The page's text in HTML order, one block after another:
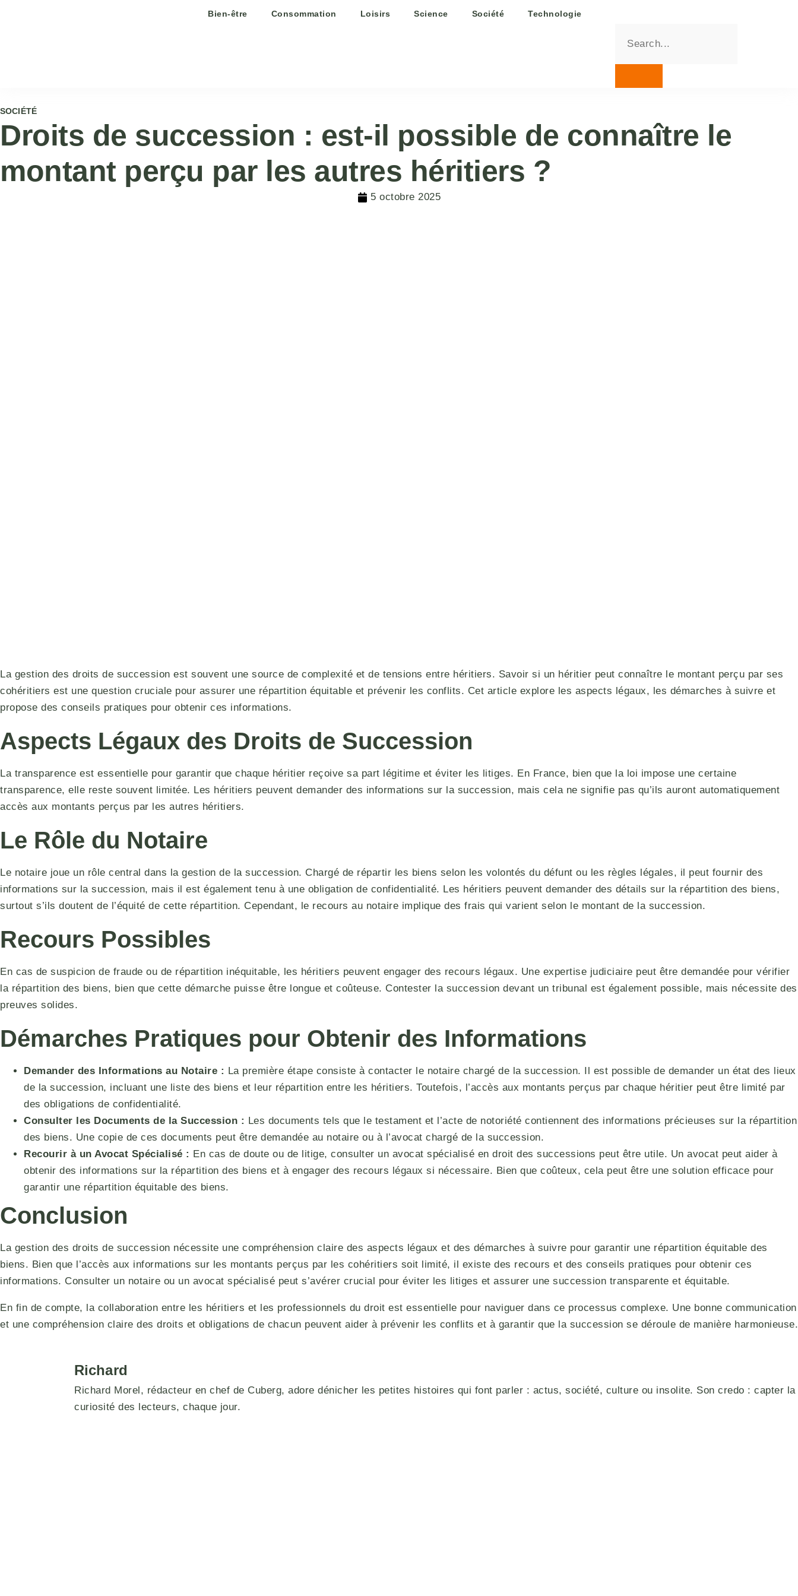
Bien-être Consommation Loisirs Science Société Technologie
SOCIÉTÉ
Droits de succession : est-il possible de connaître le
montant perçu par les autres héritiers ?
5 octobre 2025
La gestion des droits de succession est souvent une source de complexité et de tensions entre héritiers. Savoir si un héritier peut connaître le montant perçu par ses
cohéritiers est une question cruciale pour assurer une répartition équitable et prévenir les conflits. Cet article explore les aspects légaux, les démarches à suivre et
propose des conseils pratiques pour obtenir ces informations.
Aspects Légaux des Droits de Succession
La transparence est essentielle pour garantir que chaque héritier reçoive sa part légitime et éviter les litiges. En France, bien que la loi impose une certaine
transparence, elle reste souvent limitée. Les héritiers peuvent demander des informations sur la succession, mais cela ne signifie pas qu’ils auront automatiquement
accès aux montants perçus par les autres héritiers.
Le Rôle du Notaire
Le notaire joue un rôle central dans la gestion de la succession. Chargé de répartir les biens selon les volontés du défunt ou les règles légales, il peut fournir des
informations sur la succession, mais il est également tenu à une obligation de confidentialité. Les héritiers peuvent demander des détails sur la répartition des biens,
surtout s’ils doutent de l’équité de cette répartition. Cependant, le recours au notaire implique des frais qui varient selon le montant de la succession.
Recours Possibles
En cas de suspicion de fraude ou de répartition inéquitable, les héritiers peuvent engager des recours légaux. Une expertise judiciaire peut être demandée pour vérifier
la répartition des biens, bien que cette démarche puisse être longue et coûteuse. Contester la succession devant un tribunal est également possible, mais nécessite des
preuves solides.
Démarches Pratiques pour Obtenir des Informations
Demander des Informations au Notaire : La première étape consiste à contacter le notaire chargé de la succession. Il est possible de demander un état des lieux
de la succession, incluant une liste des biens et leur répartition entre les héritiers. Toutefois, l’accès aux montants perçus par chaque héritier peut être limité par
des obligations de confidentialité.
Consulter les Documents de la Succession : Les documents tels que le testament et l’acte de notoriété contiennent des informations précieuses sur la répartition
des biens. Une copie de ces documents peut être demandée au notaire ou à l’avocat chargé de la succession.
Recourir à un Avocat Spécialisé : En cas de doute ou de litige, consulter un avocat spécialisé en droit des successions peut être utile. Un avocat peut aider à
obtenir des informations sur la répartition des biens et à engager des recours légaux si nécessaire. Bien que coûteux, cela peut être une solution efficace pour
garantir une répartition équitable des biens.
Conclusion
La gestion des droits de succession nécessite une compréhension claire des aspects légaux et des démarches à suivre pour garantir une répartition équitable des
biens. Bien que l’accès aux informations sur les montants perçus par les cohéritiers soit limité, il existe des recours et des conseils pratiques pour obtenir ces
informations. Consulter un notaire ou un avocat spécialisé peut s’avérer crucial pour éviter les litiges et assurer une succession transparente et équitable.
En fin de compte, la collaboration entre les héritiers et les professionnels du droit est essentielle pour naviguer dans ce processus complexe. Une bonne communication
et une compréhension claire des droits et obligations de chacun peuvent aider à prévenir les conflits et à garantir que la succession se déroule de manière harmonieuse.
Richard
Richard Morel, rédacteur en chef de Cuberg, adore dénicher les petites histoires qui font parler : actus, société, culture ou insolite. Son credo : capter la
curiosité des lecteurs, chaque jour.